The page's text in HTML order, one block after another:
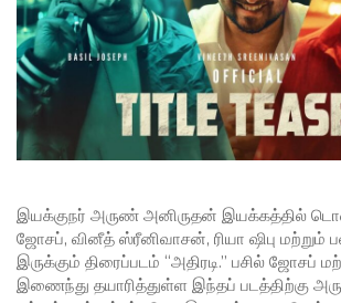
இயக்குநர் அருண் அனிருதன் இயக்கத்தில்
ஜோசப், வினீத் ஸ்ரீனிவாசன், ரியா ஷிபு மற்றும்
இருக்கும் திரைப்படம் “அதிரடி.” பசில் ஜோசப்
இணைந்து தயாரித்துள்ள இந்தப் படத்திற்கு